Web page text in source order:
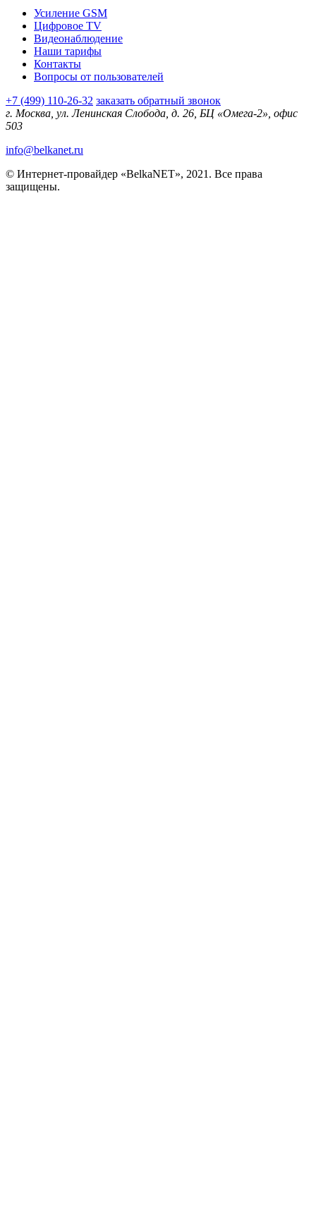
Усиление GSM
Цифровое TV
Видеонаблюдение
Наши тарифы
Контакты
Вопросы от пользователей
+7 (499) 110-26-32 заказать обратный звонок
г. Москва, ул. Ленинская Слобода, д. 26, БЦ «Омега-2», офис
503
info@belkanet.ru
© Интернет-провайдер «BelkaNET», 2021. Все права
защищены.